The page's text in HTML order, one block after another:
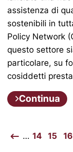
assistenza di
sostenibili in
Policy Network
questo settore
particolare, su
cosiddetti
Continua
… 14 15 16